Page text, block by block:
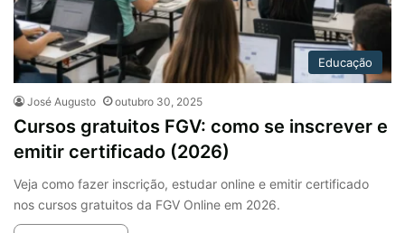
Educação
José Augusto outubro 30, 2025
Cursos gratuitos FGV: como se inscrever e
emitir certificado (2026)
Veja como fazer inscrição, estudar online e emitir certificado
nos cursos gratuitos da FGV Online em 2026.